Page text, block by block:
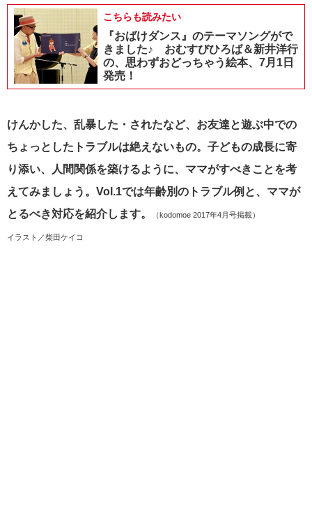
こちらも読みたい
『おばけダンス』のテーマソングがで
きました♪ おむすびひろば＆新井洋行
の、思わずおどっちゃう絵本、7月1日
発売！
けんかした、乱暴した・されたなど、お友達と遊ぶ中での
ちょっとしたトラブルは絶えないもの。子どもの成長に寄
り添い、人間関係を築けるように、ママがすべきことを考
えてみましょう。Vol.1では年齢別のトラブル例と、ママが
とるべき対応を紹介します。
（kodomoe 2017年4月号掲載）
イラスト／柴田ケイコ